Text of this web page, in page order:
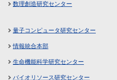
数理創造研究センター
量子コンピュータ研究センター
情報統合本部
生命機能科学研究センター
バイオリソース研究センター